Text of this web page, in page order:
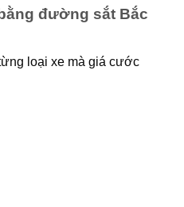
đường sắt Bắc
loại xe mà giá cước